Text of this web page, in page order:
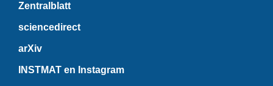
Zentralblatt
sciencedirect
arXiv
INSTMAT en Instagram